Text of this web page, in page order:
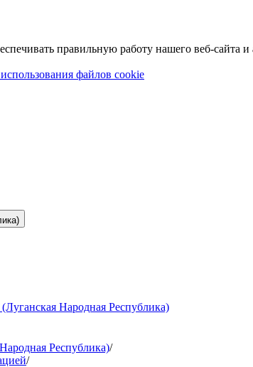
правильную работу нашего веб-сайта и
файлов cookie
Народная Республика)
Республика)/
/